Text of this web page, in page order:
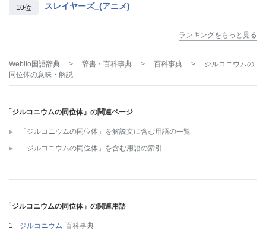
10位 スレイヤーズ_(アニメ)
ランキングをもっと見る
Weblio国語辞典 > 辞書・百科事典 > 百科事典 >
ジルコニウムの
同位体の意味・解説
「ジルコニウムの同位体」の関連ページ
「ジルコニウムの同位体」を解説文に含む用語の一覧
「ジルコニウムの同位体」を含む用語の索引
「ジルコニウムの同位体」の関連用語
ジルコニウム 百科事典